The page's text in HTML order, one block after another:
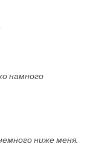
намного
нижеменя.